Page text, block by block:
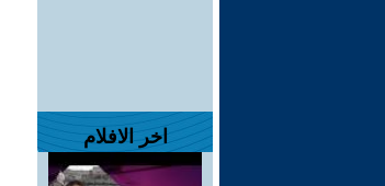
اخر الافلام